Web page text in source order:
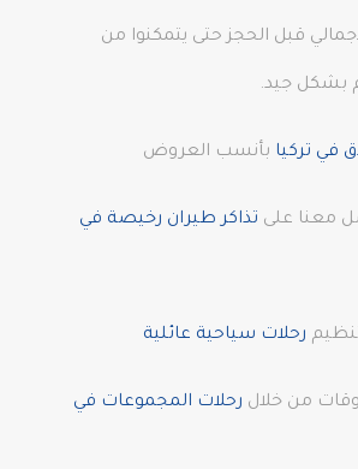
قبل الحجز حتى يتمكنوا من
بشكل جيد.
في تركيا بأنسب العروض
معنا على تذاكر طيران رخيصة في
رحلات سياحية عائلية
من خلال رحلات المجموعات في